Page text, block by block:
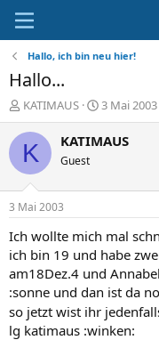
Hallo, ich bin neu hier!
Hallo...
E
r
s
l
e
r
KATIMAUS
E
r
s
t
a
m
3 Mai 2003
K KATIMAUS
Guest
3 Mai 2003
Ich wollte mich mal
ich bin 19 und habe
am18Dez.4 und
:sonne und dan ist da
so jetzt wist ihr
lg katimaus :winken: